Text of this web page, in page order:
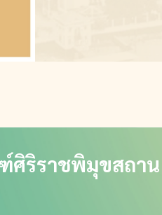
ริราชพิมุขสถาน